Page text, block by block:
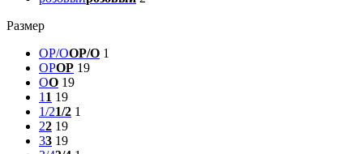
Размер
OP/OOP/O 1
OPOP 19
OO 19
1 1 19
1/21/2 1
22 19
33 19